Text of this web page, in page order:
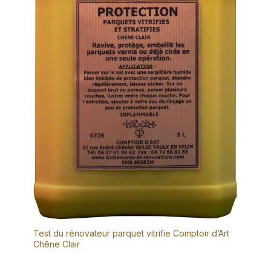
Test du rénovateur parquet vitrifie Comptoir d’Art
Chêne Clair